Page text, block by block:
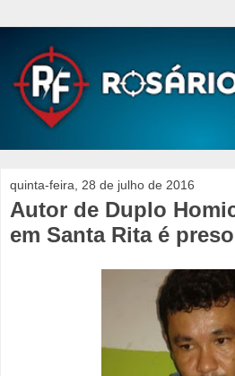
quinta-feira, 28 de julho de 2016
Autor de Duplo
em Santa Rita é